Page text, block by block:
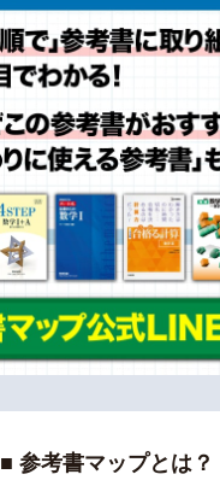
■ 参考書マップとは？